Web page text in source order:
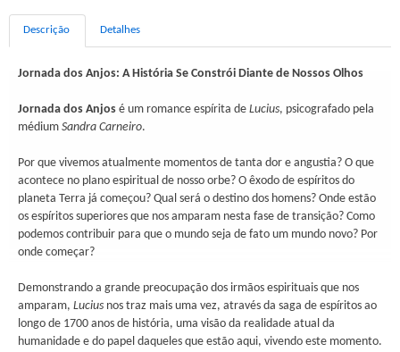
Descrição Detalhes
Jornada dos Anjos: A História Se Constrói Diante de Nossos Olhos
Jornada dos Anjos é um romance espírita de Lucius, psicografado pela
médium Sandra Carneiro.
Por que vivemos atualmente momentos de tanta dor e angustia? O que
acontece no plano espiritual de nosso orbe? O êxodo de espíritos do
planeta Terra já começou? Qual será o destino dos homens? Onde estão
os espíritos superiores que nos amparam nesta fase de transição? Como
podemos contribuir para que o mundo seja de fato um mundo novo? Por
onde começar?
Demonstrando a grande preocupação dos irmãos espirituais que nos
amparam, Lucius nos traz mais uma vez, através da saga de espíritos ao
longo de 1700 anos de história, uma visão da realidade atual da
humanidade e do papel daqueles que estão aqui, vivendo este momento.